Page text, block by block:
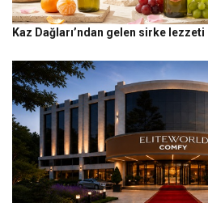
Kaz Dağları’ndan gelen sirke lezzeti